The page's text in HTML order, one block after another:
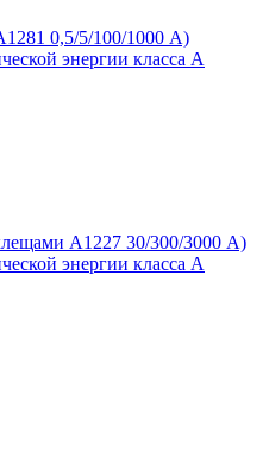
0,5/5/100/1000 А)
энергии класса А
А1227 30/300/3000 А)
энергии класса А